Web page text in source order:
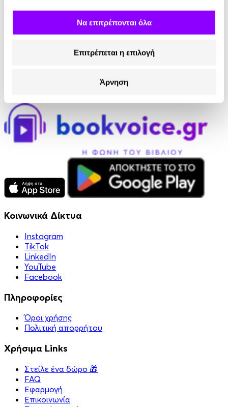
Να επιτρέπονται όλα
Επιτρέπεται η επιλογή
Άρνηση
11.90€
Κοινωνικά Δίκτυα
Instagram
TikTok
LinkedIn
YouTube
Facebook
Πληροφορίες
Όροι χρήσης
Πολιτική απορρήτου
Χρήσιμα Links
Στείλε ένα δώρο 🎁
FAQ
Εφαρμογή
Επικοινωνία